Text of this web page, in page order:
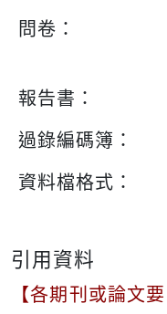
問卷：
報告書：
過錄編碼簿：
資料檔格式：
引用資料
【各期刊或論文